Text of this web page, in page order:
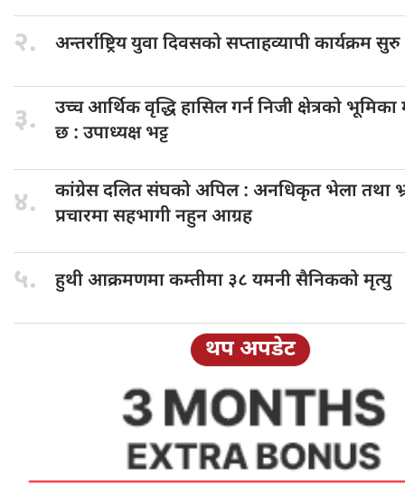
२. अन्तर्राष्ट्रिय युवादिवसको सप्ताहव्यापी कार्यक्रम सुरु
३. उच्च आर्थिकवृद्धि हासिल गर्न निजी क्षेत्रको भूमिका
छ : उपाध्यक्ष भट्ट
४. कांग्रेस दलितसंघको अपिल : अनधिकृत भेला तथा
प्रचारमा सहभागी नहुन आग्रह
५. हुथी आक्रमणमाकम्तीमा ३८ यमनी सैनिकको मृत्यु
थप अपडेट